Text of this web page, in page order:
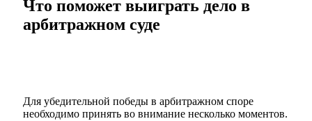
Что поможет выиграть дело в
арбитражном суде
Для убедительной победы в арбитражном споре
необходимо принять во внимание несколько моментов.